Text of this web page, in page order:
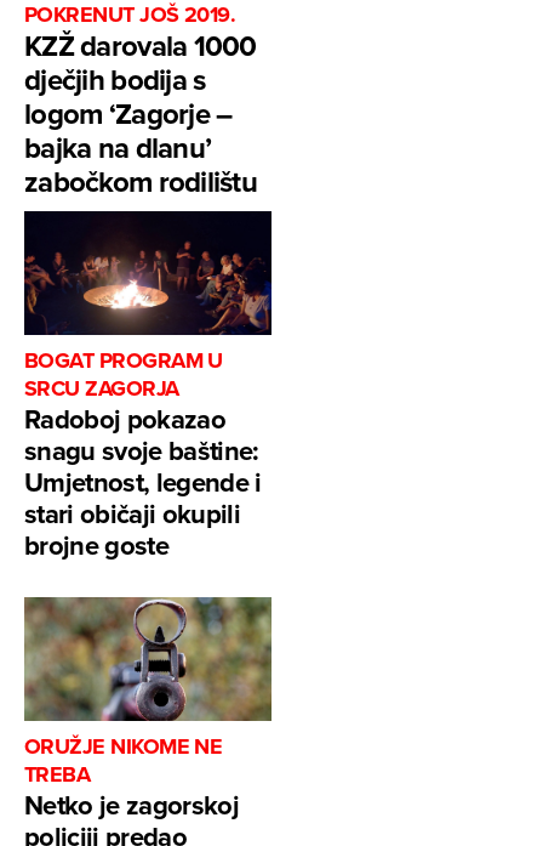
POKRENUT JOŠ 2019.
KZŽ darovala 1000
dječjih bodija s
logom ‘Zagorje –
bajka na dlanu’
zabočkom rodilištu
BOGAT PROGRAM U
SRCU ZAGORJA
Radoboj pokazao
snagu svoje baštine:
Umjetnost, legende i
stari običaji okupili
brojne goste
ORUŽJE NIKOME NE
TREBA
Netko je zagorskoj
policiji predao